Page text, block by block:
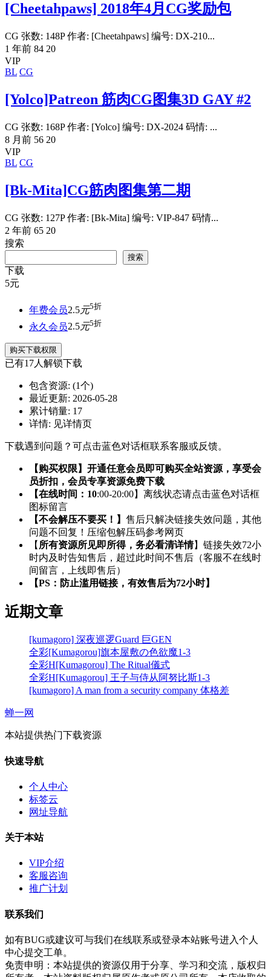
[Cheetahpaws] 2018年4月CG奖励包
CG 张数: 148P 作者: [Cheetahpaws] 编号: DX-210...
1 年前 84 20
VIP
BL CG
[Yolco]Patreon 筋肉CG图集3D GAY #2
CG 张数: 168P 作者: [Yolco] 编号: DX-2024 码情: ...
8 月前 56 20
VIP
BL CG
[Bk-Mita]CG筋肉图集第二期
CG 张数: 127P 作者: [Bk-Mita] 编号: VIP-847 码情...
2 年前 65 20
搜索
搜索
下载
5元
年费会员2.5元5折
永久会员2.5元5折
购买下载权限
已有17人解锁下载
包含资源: (1个)
最近更新: 2026-05-28
累计销量: 17
详情: 见详情页
下载遇到问题？可点击蓝色对话框联系客服或反馈。
【购买权限】开通任意会员即可购买全站资源，享受会
员折扣，会员专享资源免费下载
【在线时间：10:00-20:00】离线状态请点击蓝色对话框
图标留言
【不会解压不要买！】 售后只解决链接失效问题，其他
问题不回复！压缩包解压码参考网页
【 所有资源所见即所得，务必看清详情】链接失效72小
时内及时告知售后，超过此时间不售后（客服不在线时
间留言，上线即售后）
【PS：防止滥用链接，有效售后为72小时】
近期文章
[kumagoro] 深夜巡逻Guard 巨GEN
全彩[Kumagorou]旗本屋敷の色欲魔1-3
全彩H[Kumagorou] The Ritual儀式
全彩H[Kumagorou] 王子与侍从阿努比斯1-3
[kumagoro] A man from a security company 体格差
蝉一网
本站提供热门下载资源
快速导航
个人中心
标签云
网址导航
关于本站
VIP介绍
客服咨询
推广计划
联系我们
如有BUG或建议可与我们在线联系或登录本站账号进入个人
中心提交工单。
免责申明：本站提供的资源仅用于分享、学习和交流，版权归